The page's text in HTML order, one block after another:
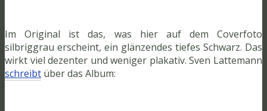
Im Original ist das, was hier auf dem Coverfoto
silbriggrau erscheint, ein glänzendes tiefes Schwarz. Das
wirkt viel dezenter und weniger plakativ. Sven Lattemann
schreibt über das Album: